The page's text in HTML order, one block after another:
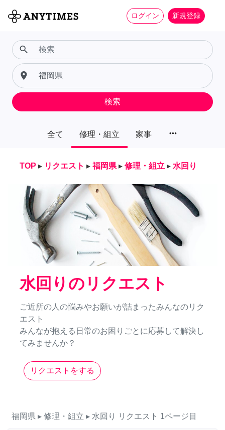
ログイン 新規登録
全て 修理・組立 家事 more_horiz
search
place
検索
TOP ▸ リクエスト ▸ 福岡県 ▸ 修理・組立 ▸ 水回り
水回りのリクエスト
ご近所の人の悩みやお願いが詰まったみんなのリク
エスト
みんなが抱える日常のお困りごとに応募して解決し
てみませんか？
リクエストをする
福岡県 ▸ 修理・組立 ▸ 水回り リクエスト 1ページ目